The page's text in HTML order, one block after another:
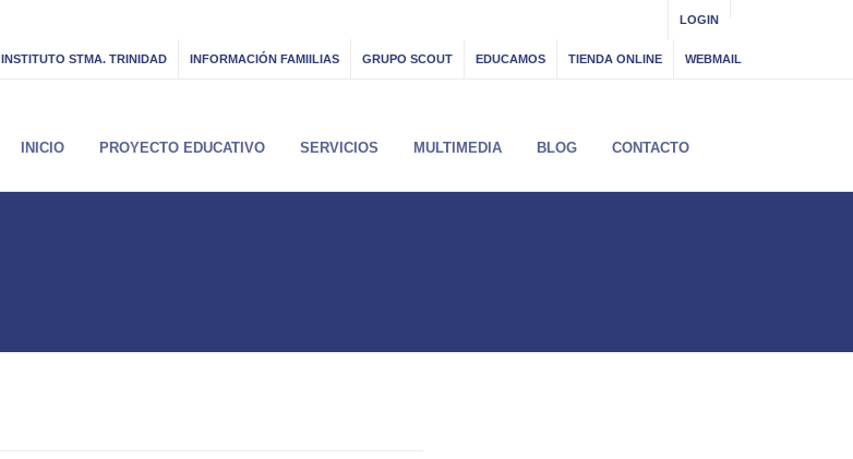
LOGIN
INSTITUTO STMA. TRINIDAD INFORMACIÓN FAMIILIAS GRUPO SCOUT EDUCAMOS TIENDA ONLINE WEBMAIL
INICIO PROYECTO EDUCATIVO SERVICIOS MULTIMEDIA BLOG CONTACTO